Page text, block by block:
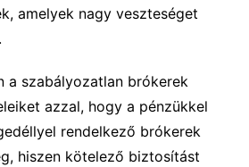
amelyek nagy veszteséget
a szabályozatlan brókerek
azzal, hogy a pénzükkel
rendelkező brókerek
hiszen kötelező biztosítást